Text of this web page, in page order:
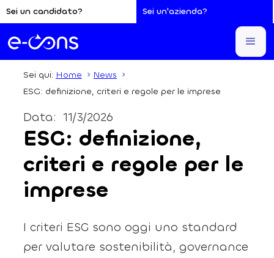
Sei un candidato? Sei un'azienda?
Sei qui: Home
News
ESG: definizione, criteri e regole per le imprese
11/3/2026
Data:
ESG: definizione,
criteri e regole per le
imprese
I criteri ESG sono oggi uno standard
per valutare sostenibilità, governance